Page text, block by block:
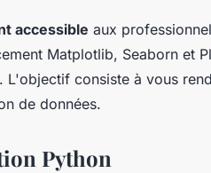
accessible aux
Matplotlib, Seaborn et
consiste à vous
de données.
Python